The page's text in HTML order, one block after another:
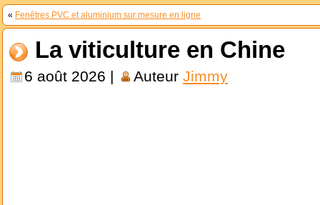
« Fenêtres PVC et aluminium sur mesure en ligne
La viticulture en Chine
6 août 2026 | Auteur Jimmy